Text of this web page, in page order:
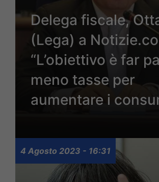
Delega fiscale,
(Lega) a
“L’obiettivo è far
meno tasse per
aumentare i
4 Agosto 2023 - 16:31